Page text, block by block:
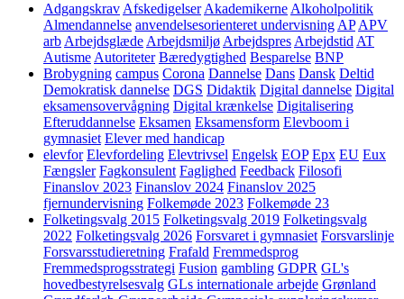
Adgangskrav Afskedigelser Akademikerne Alkoholpolitik
Almendannelse anvendelsesorienteret undervisning AP APV
arb Arbejdsglæde Arbejdsmiljø Arbejdspres Arbejdstid AT
Autisme Autoriteter Bæredygtighed Besparelse BNP
Brobygning campus Corona Dannelse Dans Dansk Deltid
Demokratisk dannelse DGS Didaktik Digital dannelse Digital
eksamensovervågning Digital krænkelse Digitalisering
Efteruddannelse Eksamen Eksamensform Elevboom i
gymnasiet Elever med handicap
elevfor Elevfordeling Elevtrivsel Engelsk EOP Epx EU Eux
Fængsler Fagkonsulent Faglighed Feedback Filosofi
Finanslov 2023 Finanslov 2024 Finanslov 2025
fjernundervisning Folkemøde 2023 Folkemøde 23
Folketingsvalg 2015 Folketingsvalg 2019 Folketingsvalg
2022 Folketingsvalg 2026 Forsvaret i gymnasiet Forsvarslinje
Forsvarsstudieretning Frafald Fremmedsprog
Fremmedsprogsstrategi Fusion gambling GDPR GL's
hovedbestyrelsesvalg GLs internationale arbejde Grønland